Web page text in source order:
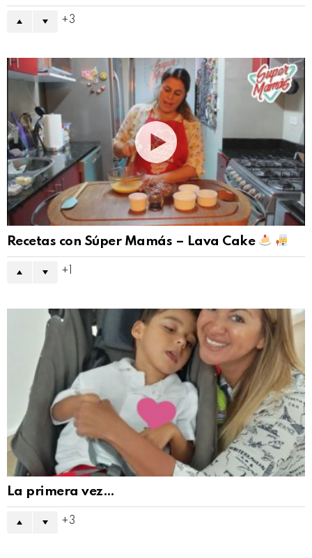
3
Recetas con Súper Mamás – Lava Cake
La primera vez…
3